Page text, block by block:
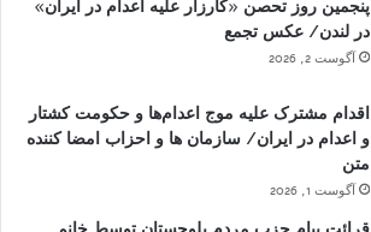
پنجمین روز تحصن «کارزار علیه اعدام در ایران»
در لندن/ عکس تجمع
آگوست 2, 2026
اقدام مشترک علیه موج اعدام‌ها و حکومت کشتار
و اعدام در ایران/ سازمان ها و احزاب امضا کننده
متن
آگوست 1, 2026